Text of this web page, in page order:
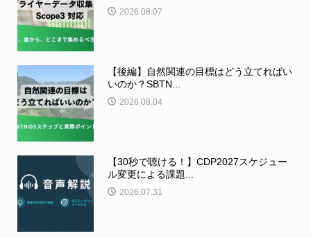
2026.08.07
【後編】自然関連の目標はどう立てればい
いのか？SBTN...
2026.08.04
【30秒で聴ける！】CDP2027スケジュー
ル変更による課題...
2026.07.31